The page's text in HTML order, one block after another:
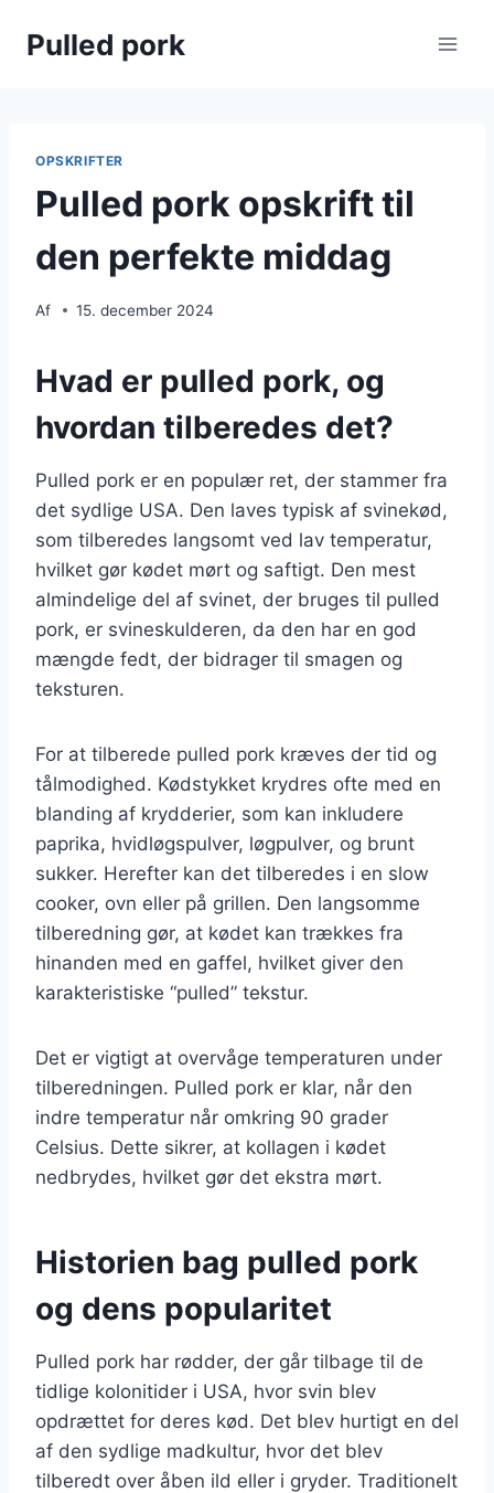
Pulled pork
OPSKRIFTER
Pulled pork opskrift til
den perfekte middag
Af 15. december 2024
Hvad er pulled pork, og
hvordan tilberedes det?
Pulled pork er en populær ret, der stammer fra
det sydlige USA. Den laves typisk af svinekød,
som tilberedes langsomt ved lav temperatur,
hvilket gør kødet mørt og saftigt. Den mest
almindelige del af svinet, der bruges til pulled
pork, er svineskulderen, da den har en god
mængde fedt, der bidrager til smagen og
teksturen.
For at tilberede pulled pork kræves der tid og
tålmodighed. Kødstykket krydres ofte med en
blanding af krydderier, som kan inkludere
paprika, hvidløgspulver, løgpulver, og brunt
sukker. Herefter kan det tilberedes i en slow
cooker, ovn eller på grillen. Den langsomme
tilberedning gør, at kødet kan trækkes fra
hinanden med en gaffel, hvilket giver den
karakteristiske “pulled” tekstur.
Det er vigtigt at overvåge temperaturen under
tilberedningen. Pulled pork er klar, når den
indre temperatur når omkring 90 grader
Celsius. Dette sikrer, at kollagen i kødet
nedbrydes, hvilket gør det ekstra mørt.
Historien bag pulled pork
og dens popularitet
Pulled pork har rødder, der går tilbage til de
tidlige kolonitider i USA, hvor svin blev
opdrættet for deres kød. Det blev hurtigt en del
af den sydlige madkultur, hvor det blev
tilberedt over åben ild eller i gryder. Traditionelt